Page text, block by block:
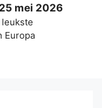
mei 2026
Europa